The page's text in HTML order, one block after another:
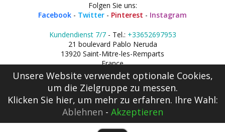
Folgen Sie uns:
Facebook - Twitter - Pinterest - Instagram
Kundendienst 7/7- Tel.: +33652697953
21 boulevard Pablo Neruda
13920 Saint-Mitre-les-Remparts
France
Unsere Website verwendet optionale Cookies,
um die Zielgruppe zu messen.
Klicken Sie hier, um mehr zu erfahren. Ihre Wahl:
Ablehnen - Akzeptieren